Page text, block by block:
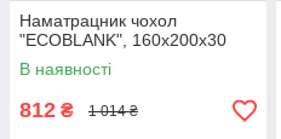
Наматрацник чохол
"ECOBLANK", 160x200x30
В наявності
812 ₴ 1 014 ₴